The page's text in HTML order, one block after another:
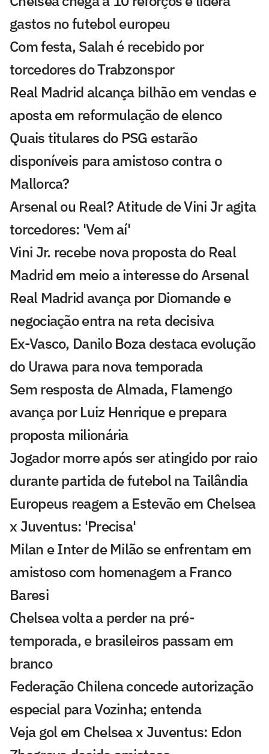
gastos no futebol europeu
Com festa, Salah é recebido por
torcedores do Trabzonspor
Real Madrid alcança bilhão em vendas e
aposta em reformulação de elenco
Quais titulares do PSG estarão
disponíveis para amistoso contra o
Mallorca?
Arsenal ou Real? Atitude de Vini Jr agita
torcedores: 'Vem aí'
Vini Jr. recebe nova proposta do Real
Madrid em meio a interesse do Arsenal
Real Madrid avança por Diomande e
negociação entra na reta decisiva
Ex-Vasco, Danilo Boza destaca evolução
do Urawa para nova temporada
Sem resposta de Almada, Flamengo
avança por Luiz Henrique e prepara
proposta milionária
Jogador morre após ser atingido por raio
durante partida de futebol na Tailândia
Europeus reagem a Estevão em Chelsea
x Juventus: 'Precisa'
Milan e Inter de Milão se enfrentam em
amistoso com homenagem a Franco
Baresi
Chelsea volta a perder na pré-
temporada, e brasileiros passam em
branco
Federação Chilena concede autorização
especial para Vozinha; entenda
Veja gol em Chelsea x Juventus: Edon